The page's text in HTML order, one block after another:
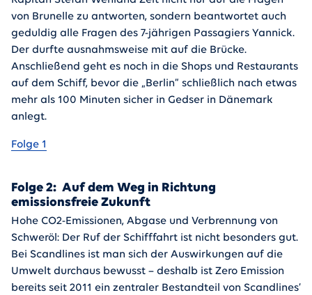
von Brunelle zu antworten, sondern beantwortet auch
geduldig alle Fragen des 7-jährigen Passagiers Yannick.
Der durfte ausnahmsweise mit auf die Brücke.
Anschließend geht es noch in die Shops und Restaurants
auf dem Schiff, bevor die „Berlin“ schließlich nach etwas
mehr als 100 Minuten sicher in Gedser in Dänemark
anlegt.
Folge 1
Folge 2: Auf dem Weg in Richtung
emissionsfreie Zukunft
Hohe CO2-Emissionen, Abgase und Verbrennung von
Schweröl: Der Ruf der Schifffahrt ist nicht besonders gut.
Bei Scandlines ist man sich der Auswirkungen auf die
Umwelt durchaus bewusst – deshalb ist Zero Emission
bereits seit 2011 ein zentraler Bestandteil von Scandlines‘